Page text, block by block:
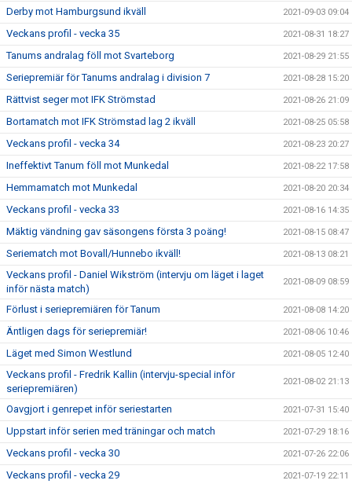
Derby mot Hamburgsund ikväll 2021-09-03 09:04
Veckans profil - vecka 35 2021-08-31 18:27
Tanums andralag föll mot Svarteborg 2021-08-29 21:55
Seriepremiär för Tanums andralag i division 7 2021-08-28 15:20
Rättvist seger mot IFK Strömstad 2021-08-26 21:09
Bortamatch mot IFK Strömstad lag 2 ikväll 2021-08-25 05:58
Veckans profil - vecka 34 2021-08-23 20:27
Ineffektivt Tanum föll mot Munkedal 2021-08-22 17:58
Hemmamatch mot Munkedal 2021-08-20 20:34
Veckans profil - vecka 33 2021-08-16 14:35
Mäktig vändning gav säsongens första 3 poäng! 2021-08-15 08:47
Seriematch mot Bovall/Hunnebo ikväll! 2021-08-13 08:21
Veckans profil - Daniel Wikström (intervju om läget i laget
inför nästa match)
2021-08-09 08:59
Förlust i seriepremiären för Tanum 2021-08-08 14:20
Äntligen dags för seriepremiär! 2021-08-06 10:46
Läget med Simon Westlund 2021-08-05 12:40
Veckans profil - Fredrik Kallin (intervju-special inför
seriepremiären)
2021-08-02 21:13
Oavgjort i genrepet inför seriestarten 2021-07-31 15:40
Uppstart inför serien med träningar och match 2021-07-29 18:16
Veckans profil - vecka 30 2021-07-26 22:06
Veckans profil - vecka 29 2021-07-19 22:11